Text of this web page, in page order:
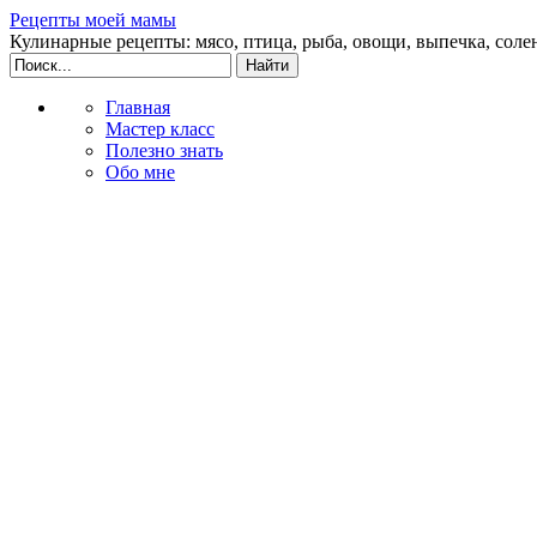
Рецепты моей мамы
Кулинарные рецепты: мясо, птица, рыба, овощи, выпечка,
Главная
Мастер класс
Полезно знать
Обо мне